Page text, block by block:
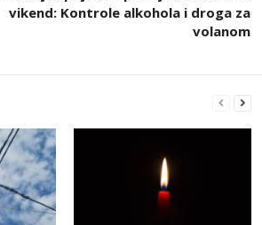
vikend: Kontrole alkohola i droga za
volanom